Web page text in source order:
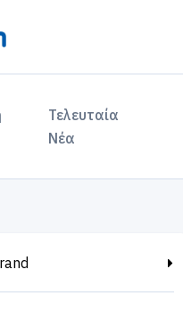
(current)Τελευταία
Νέα